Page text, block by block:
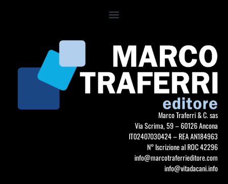
Marco Traferri & C. sas
Via Scrima, 59 – 60126 Ancona
IT02407030424 – REA AN184963
N° Iscrizione al ROC 42296
info@marcotraferrieditore.com
info@vitadacani.info